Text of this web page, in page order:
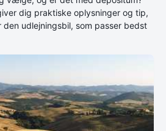
dig praktiske oplysninger og tip,
udlejningsbil, som passer bedst